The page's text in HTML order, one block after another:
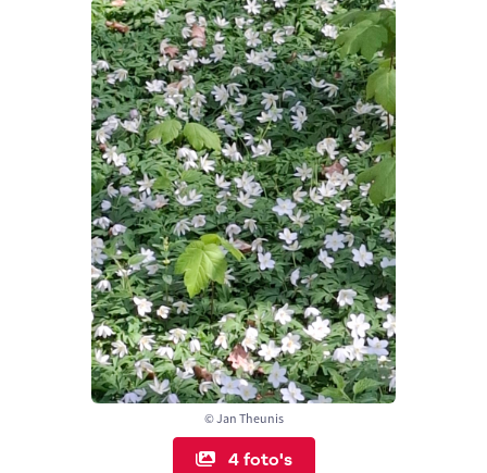
© Jan Theunis
4 foto's